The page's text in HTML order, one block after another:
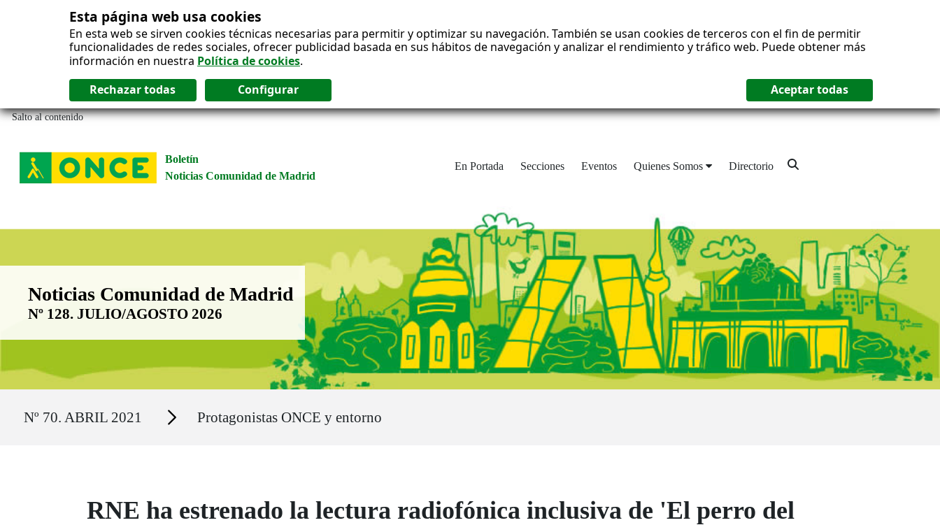
Esta página web usa cookies
En esta web se sirven cookies técnicas necesarias para permitir y optimizar su navegación. También se usan cookies de terceros con el fin de permitir
funcionalidades de redes sociales, ofrecer publicidad basada en sus hábitos de navegación y analizar el rendimiento y tráfico web. Puede obtener más
información en nuestra Política de cookies.
Salto al contenido
Boletín
Noticias Comunidad de Madrid
En Portada Secciones Eventos Quienes Somos Directorio
Boletín Noticias Comunidad de Madrid
Noticias Comunidad de Madrid
Nº 128. JULIO/AGOSTO 2026
Nº 70. ABRIL 2021 Secciones Protagonistas ONCE y entorno
RNE ha estrenado la lectura radiofónica inclusiva de 'El perro del